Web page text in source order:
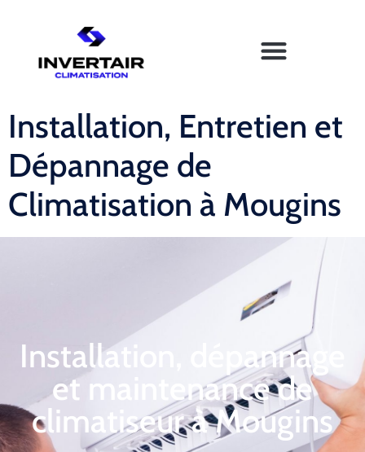
Installation, Entretien et
Dépannage de
Climatisation à Mougins
Installation, dépannage
et maintenance de
climatiseur à Mougins